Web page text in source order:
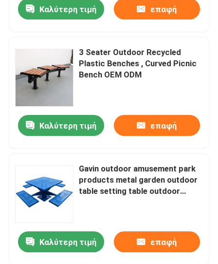
Καλύτερη τιμή επαφή
3 Seater Outdoor Recycled
Plastic Benches , Curved Picnic
Bench OEM ODM
Καλύτερη τιμή επαφή
Gavin outdoor amusement park
products metal garden outdoor
table setting table outdoor
Καλύτερη τιμή επαφή